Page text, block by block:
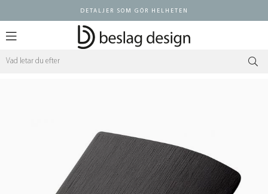
DETALJER SOM GÖR HELHETEN